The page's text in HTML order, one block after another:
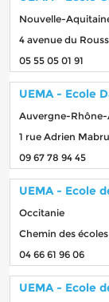
Nouvelle-
4 avenue du
05 55 05 01 91
UEMA - Ecole
Auvergne-Rhône-
1 rue Adrien
09 67 78 94 45
UEMA - Ecole
Occitanie
Chemin des écoles
04 66 61 96 06
UEMA - Ecole